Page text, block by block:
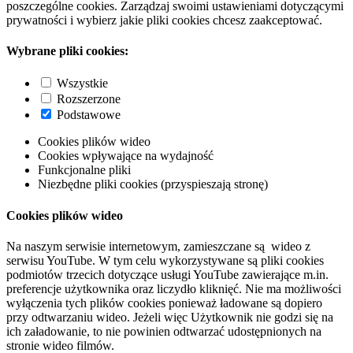
poszczególne cookies. Zarządzaj swoimi ustawieniami dotyczącymi
prywatności i wybierz jakie pliki cookies chcesz zaakceptować.
Wybrane pliki cookies:
Wszystkie
Rozszerzone
Podstawowe
Cookies plików wideo
Cookies wpływające na wydajność
Funkcjonalne pliki
Niezbędne pliki cookies (przyspieszają stronę)
Cookies plików wideo
Na naszym serwisie internetowym, zamieszczane są wideo z
serwisu YouTube. W tym celu wykorzystywane są pliki cookies
podmiotów trzecich dotyczące usługi YouTube zawierające m.in.
preferencje użytkownika oraz liczydło kliknięć. Nie ma możliwości
wyłączenia tych plików cookies ponieważ ładowane są dopiero
przy odtwarzaniu wideo. Jeżeli więc Użytkownik nie godzi się na
ich załadowanie, to nie powinien odtwarzać udostępnionych na
stronie wideo filmów.